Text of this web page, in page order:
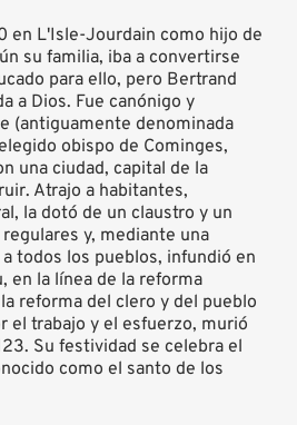
en L'Isle-Jourdain como hijo de
su familia, iba a convertirse
para ello, pero Bertrand
a Dios. Fue canónigo y
(antiguamente denominada
obispo de Cominges,
una ciudad, capital de la
Atrajo a habitantes,
la dotó de un claustro y un
y, mediante una
todos los pueblos, infundió en
en la línea de la reforma
reforma del clero y del pueblo
el trabajo y el esfuerzo, murió
Su festividad se celebra el
como el santo de los